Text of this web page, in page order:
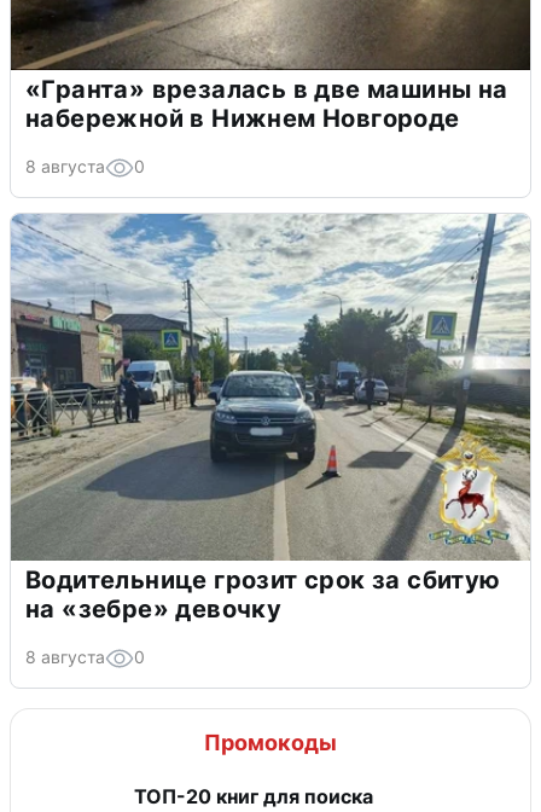
«Гранта» врезалась в две машины на
набережной в Нижнем Новгороде
8 августа 0
Водительнице грозит срок за сбитую
на «зебре» девочку
8 августа 0
Промокоды
ТОП-20 книг для поиска